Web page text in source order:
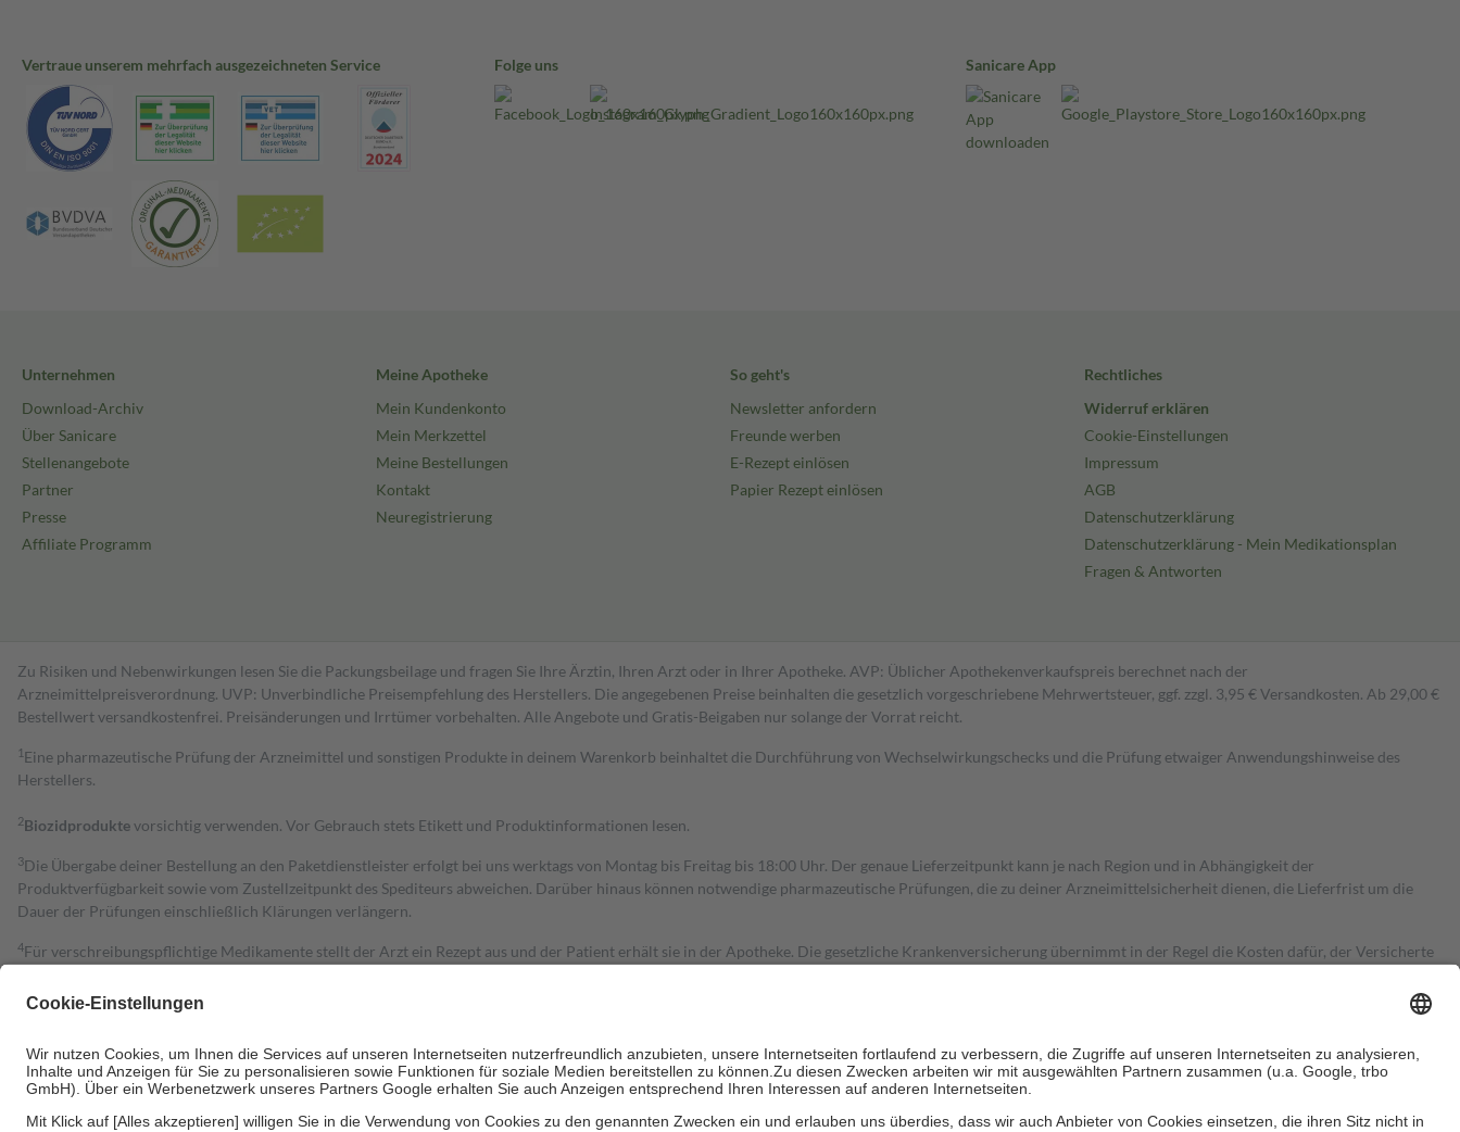
Vertraue unserem mehrfach ausgezeichneten Service Folge uns Sanicare App
Unternehmen
Download-Archiv
Über Sanicare
Stellenangebote
Partner
Presse
Affiliate Programm
Meine Apotheke
Mein Kundenkonto
Mein Merkzettel
Meine Bestellungen
Kontakt
Neuregistrierung
So geht's
Newsletter anfordern
Freunde werben
E-Rezept einlösen
Papier Rezept einlösen
Rechtliches
Widerruf erklären
Cookie-Einstellungen
Impressum
AGB
Datenschutzerklärung
Datenschutzerklärung - Mein Medikationsplan
Fragen & Antworten
Zu Risiken und Nebenwirkungen lesen Sie die Packungsbeilage und fragen Sie Ihre Ärztin, Ihren Arzt oder in Ihrer Apotheke. AVP: Üblicher Apothekenverkaufspreis berechnet nach der
Arzneimittelpreisverordnung. UVP: Unverbindliche Preisempfehlung des Herstellers. Die angegebenen Preise beinhalten die gesetzlich vorgeschriebene Mehrwertsteuer, ggf. zzgl. 3,95 € Versandkosten. Ab 29,00 €
Bestell­wert versand­kosten­frei. Preisänderungen und Irrtümer vorbehalten. Alle Angebote und Gratis-Beigaben nur solange der Vorrat reicht.
1 Eine pharmazeutische Prüfung der Arzneimittel und sonstigen Produkte in deinem Warenkorb beinhaltet die Durchführung von Wechselwirkungschecks und die Prüfung etwaiger Anwendungshinweise des
Herstellers.
2Biozidproduktevorsichtig verwenden. Vor Gebrauch stets Etikett und Produktinformationen lesen.
3Die Übergabe deiner Bestellung an den Paketdienstleister erfolgt bei uns werktags von Montag bis Freitag bis 18:00 Uhr. Der genaue Lieferzeitpunkt kann je nach Region und in Abhängigkeit der
Produktverfügbarkeit sowie vom Zustellzeitpunkt des Spediteurs abweichen. Darüber hinaus können notwendige pharmazeutische Prüfungen, die zu deiner Arzneimittelsicherheit dienen, die Lieferfrist um die
Dauer der Prüfungen einschließlich Klärungen verlängern.
4Für verschreibungspflichtige Medikamente stellt der Arzt ein Rezept aus und der Patient erhält sie in der Apotheke. Die gesetzliche Krankenversicherung übernimmt in der Regel die Kosten dafür, der Versicherte
Grundsätzlich leisten Mitglieder Zuzahlungen in Höhe von zehn Prozent des Abgabepreises,
Es sind jedoch nie mehr als die tatsächlichen Kosten der Leistung
Bei Heilmitteln und häuslicher Krankenpflege beträgt die Zuzahlung zehn Prozent der Kosten sowie zehn Euro je Verordnung.
Um das Engagement der Versicherten für ihre eigene Gesundheit zu stärken und die besondere Stellung der Familie zu unterstützen, fallenkeine Zuzahlungen